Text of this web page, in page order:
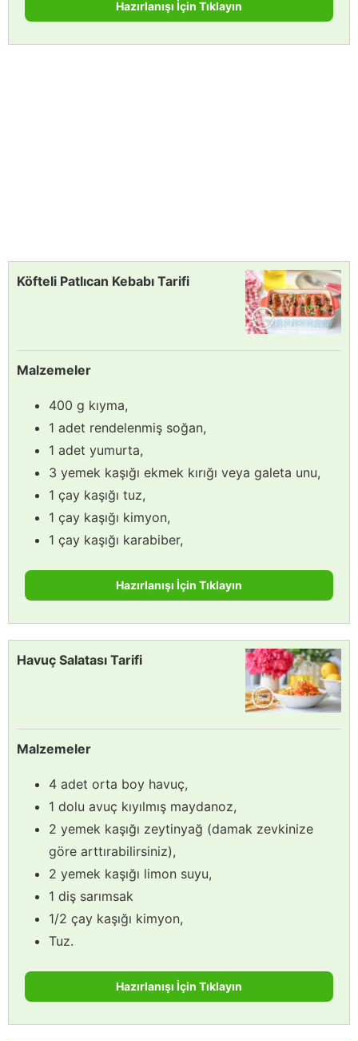
Hazırlanışı İçin Tıklayın
Köfteli Patlıcan Kebabı Tarifi
Malzemeler
400 g kıyma,
1 adet rendelenmiş soğan,
1 adet yumurta,
3 yemek kaşığı ekmek kırığı veya galeta unu,
1 çay kaşığı tuz,
1 çay kaşığı kimyon,
1 çay kaşığı karabiber,
Hazırlanışı İçin Tıklayın
Havuç Salatası Tarifi
Malzemeler
4 adet orta boy havuç,
1 dolu avuç kıyılmış maydanoz,
2 yemek kaşığı zeytinyağ (damak zevkinize
göre arttırabilirsiniz),
2 yemek kaşığı limon suyu,
1 diş sarımsak
1/2 çay kaşığı kimyon,
Tuz.
Hazırlanışı İçin Tıklayın